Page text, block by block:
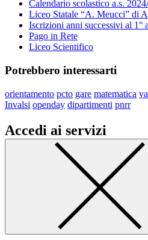
Calendario scolastico a.s.
Liceo Statale “A. Meucci” di
Iscrizioni anni successivi al 1°
Pago in Rete
Liceo Scientifico
Potrebbero interessarti
orientamento pcto gare matematica
Invalsi openday dipartimenti pnrr
Accedi ai servizi